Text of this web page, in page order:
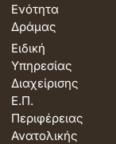
Ενότητα
Δράμας
Ειδική
Υπηρεσίας
Διαχείρισης
Ε.Π.
Περιφέρειας
Ανατολικής